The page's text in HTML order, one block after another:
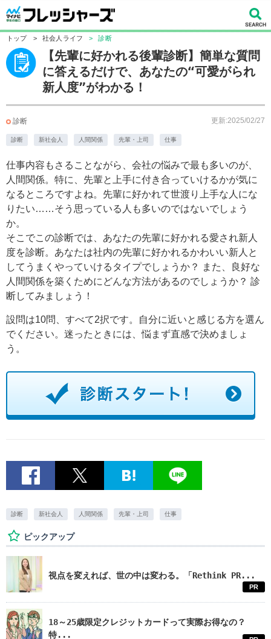
トップ > 社会人ライフ > 診断
【先輩に好かれる後輩診断】簡単な質問
に答えるだけで、あなたの“可愛がられ
新人度”がわかる！
診断 更新:2025/02/27
診断 新社会人 人間関係 先輩・上司 仕事
仕事内容もさることながら、会社の悩みで最も多いのが、
人間関係。特に、先輩と上手に付き合っていけるかが気に
なるところですよね。先輩に好かれて世渡り上手な人にな
りたい……そう思っている人も多いのではないでしょう
か。
そこでこの診断では、あなたの先輩に好かれる愛され新人
度を診断。あなたは社内の先輩に好かれるかわいい新人と
してうまくやっていけるタイプでしょうか？ また、良好な
人間関係を築くためにどんな方法があるのでしょうか？ 診
断してみましょう！
設問は10問、すべて2択です。自分に近いと感じる方を選ん
でください。迷ったときには、悩まず直感で決めましょ
う。
診断 新社会人 人間関係 先輩・上司 仕事
ピックアップ
視点を変えれば、世の中は変わる。「Rethink PR...
PR
18～25歳限定クレジットカードって実際お得なの？
特...